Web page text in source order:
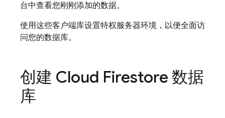
台中查看您刚刚添加的数据。
使用这些客户端库设置特权服务器环境，以便全面访
问您的数据库。
创建 Cloud Firestore 数据
库